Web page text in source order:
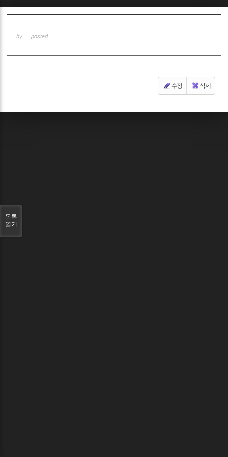
by posted
수정 삭제
목록
열기
Sketchbook5, 스케치북5
Sketchbook5, 스케치북5